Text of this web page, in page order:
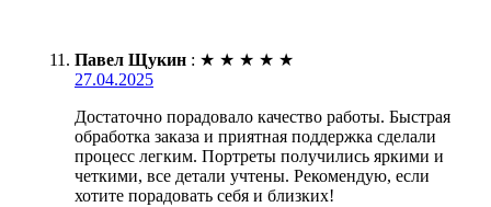
Павел Щукин : ★ ★ ★ ★ ★
27.04.2025
Достаточно порадовало качество работы. Быстрая
обработка заказа и приятная поддержка сделали
процесс легким. Портреты получились яркими и
четкими, все детали учтены. Рекомендую, если
хотите порадовать себя и близких!